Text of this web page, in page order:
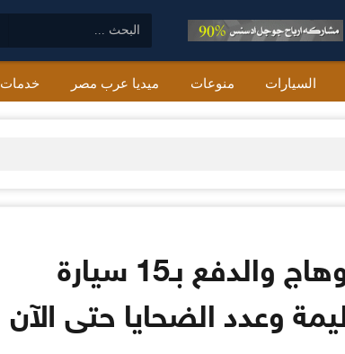
السيارات منوعات ميديا عرب مصر خدمات
عاجل بالأسماء| انقلاب أتوبيس على طريق قنا سوهاج والدفع بـ15 سيارة
وعدد الضحايا حتى الآن